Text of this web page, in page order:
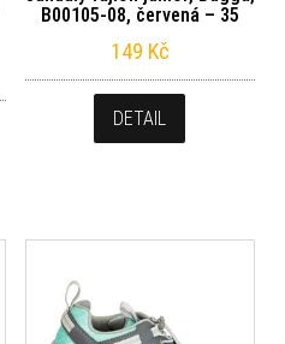
B00105-08, červená – 35
149 Kč
DETAIL